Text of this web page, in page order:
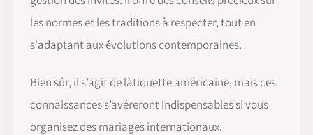
les normes et les traditions à respecter, tout en
s'adaptant aux évolutions contemporaines.
Bien sûr, il s’agit de làtiquette américaine, mais ces
connaissances s’avéreront indispensables si vous
organisez des mariages internationaux.